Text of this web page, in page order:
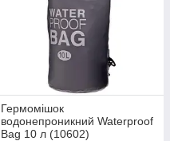
Гермомішок
водонепроникний Waterproof
Bag 10 л (10602)